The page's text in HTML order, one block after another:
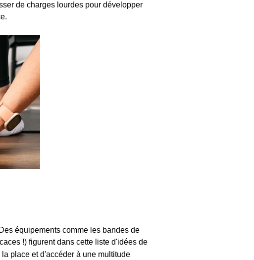
de charges lourdes pour développer
équipements comme les bandes de
!) figurent dans cette liste d'idées de
place et d'accéder à une multitude